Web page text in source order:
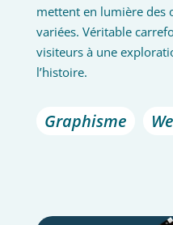
mettent en lumière
variées. Véritable
visiteurs à une
l’histoire.
Graphisme